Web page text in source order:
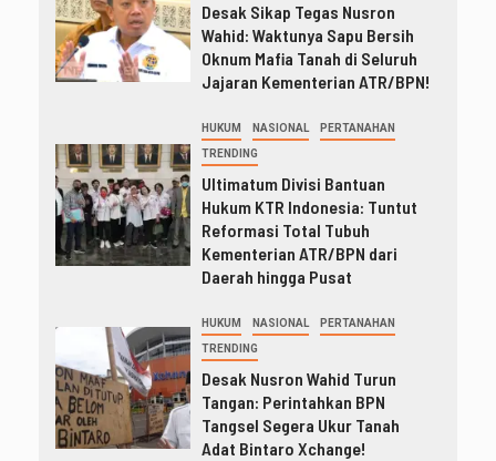
Desak Sikap Tegas Nusron
Wahid: Waktunya Sapu Bersih
Oknum Mafia Tanah di Seluruh
Jajaran Kementerian ATR/BPN!
HUKUM NASIONAL PERTANAHAN
TRENDING
Ultimatum Divisi Bantuan
Hukum KTR Indonesia: Tuntut
Reformasi Total Tubuh
Kementerian ATR/BPN dari
Daerah hingga Pusat
HUKUM NASIONAL PERTANAHAN
TRENDING
Desak Nusron Wahid Turun
Tangan: Perintahkan BPN
Tangsel Segera Ukur Tanah
Adat Bintaro Xchange!